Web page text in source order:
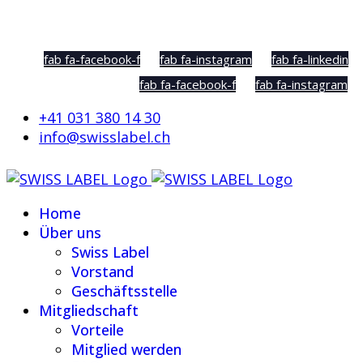
fab fa-facebook-f fab fa-instagram
fab fa-linkedin
fab fa-facebook-f
fab fa-instagram
+41 031 380 14 30
info@swisslabel.ch
Home
Über uns
Swiss Label
Vorstand
Geschäftsstelle
Mitgliedschaft
Vorteile
Mitglied werden